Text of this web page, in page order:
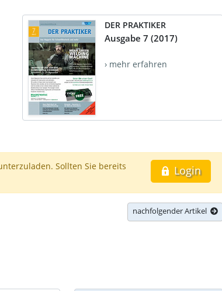
DER PRAKTIKER
Ausgabe 7 (2017)
› mehr erfahren
Login
Sollten Sie bereits
nachfolgender Artikel